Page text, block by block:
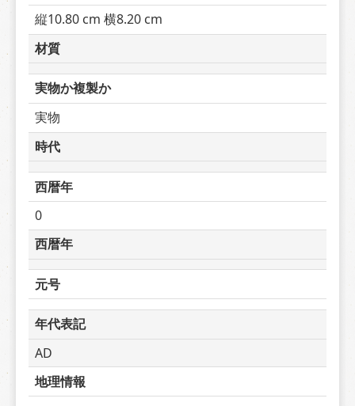
縦10.80 cm 横8.20 cm
材質
実物か複製か
実物
時代
西暦年
0
西暦年
元号
年代表記
AD
地理情報